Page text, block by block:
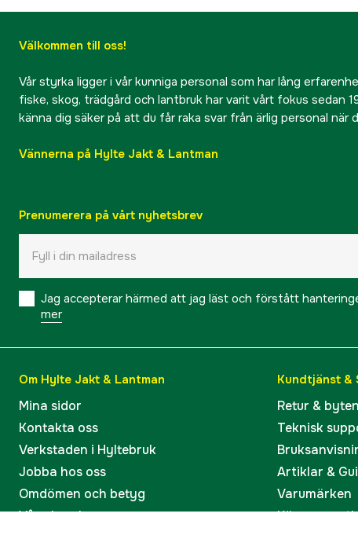
Välkommen till oss!
Vår styrka ligger i vår kunniga personal som har lång
fiske, skog, trädgård och lantbruk har varit vårt fokus sedan
känna dig säker på att du får raka svar från ärlig personal när
Vännerna på Hylte Jakt & Lantman
Prenumerera på vårt nyhetsbrev
Jag accepterar härmed att jag läst och förstått
mer
Om Hylte Jakt & Lantman
Mina sidor
Kontakta oss
Verkstaden i Hyltebruk
Jobba hos oss
Omdömen och betyg
Våra kataloger
Kundtjänst &
Retur & byten
Teknisk
Artiklar &
Varumärken
Köp